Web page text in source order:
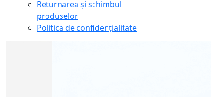
Returnarea și schimbul
produselor
Politica de confidențialitate